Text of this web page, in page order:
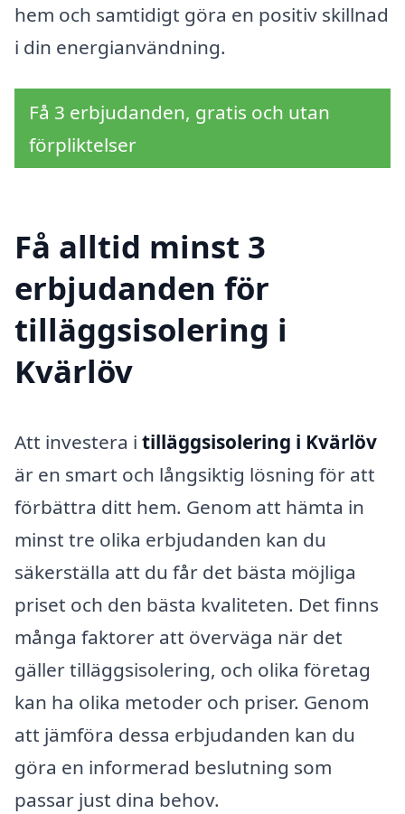
hem och samtidigt göra en positiv skillnad
i din energianvändning.
Få 3 erbjudanden, gratis och utan
förpliktelser
Få alltid minst 3
erbjudanden för
tilläggsisolering i
Kvärlöv
Att investera i tilläggsisolering i Kvärlöv
är en smart och långsiktig lösning för att
förbättra ditt hem. Genom att hämta in
minst tre olika erbjudanden kan du
säkerställa att du får det bästa möjliga
priset och den bästa kvaliteten. Det finns
många faktorer att överväga när det
gäller tilläggsisolering, och olika företag
kan ha olika metoder och priser. Genom
att jämföra dessa erbjudanden kan du
göra en informerad beslutning som
passar just dina behov.